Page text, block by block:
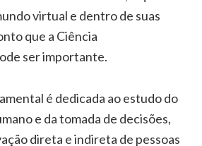
virtual e dentro de suas
que a Ciência
ser importante.
é dedicada ao estudo do
e da tomada de decisões,
direta e indireta de pessoas